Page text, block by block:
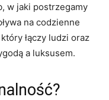
w jaki ⁤postrzegamy
na ‌codzienne
łączy ludzi oraz
a luksusem.